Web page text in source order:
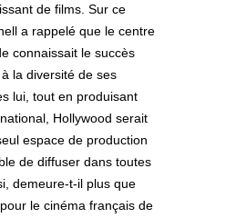
de films. Sur ce
a rappelé que le centre
connaissait le succès
la diversité de ses
lui, tout en produisant
Hollywood serait
espace de production
de diffuser dans toutes
demeure-t-il plus que
le cinéma français de